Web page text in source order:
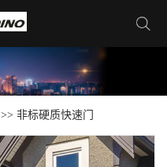
>> 非标硬质快速门